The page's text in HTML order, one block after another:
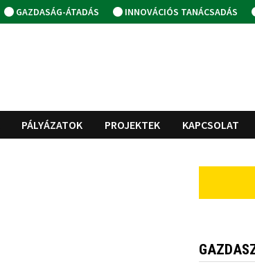
GAZDASÁG-ÁTADÁS INNOVÁCIÓS TANÁCSADÁS
PÁLYÁZATOK PROJEKTEK KAPCSOLAT